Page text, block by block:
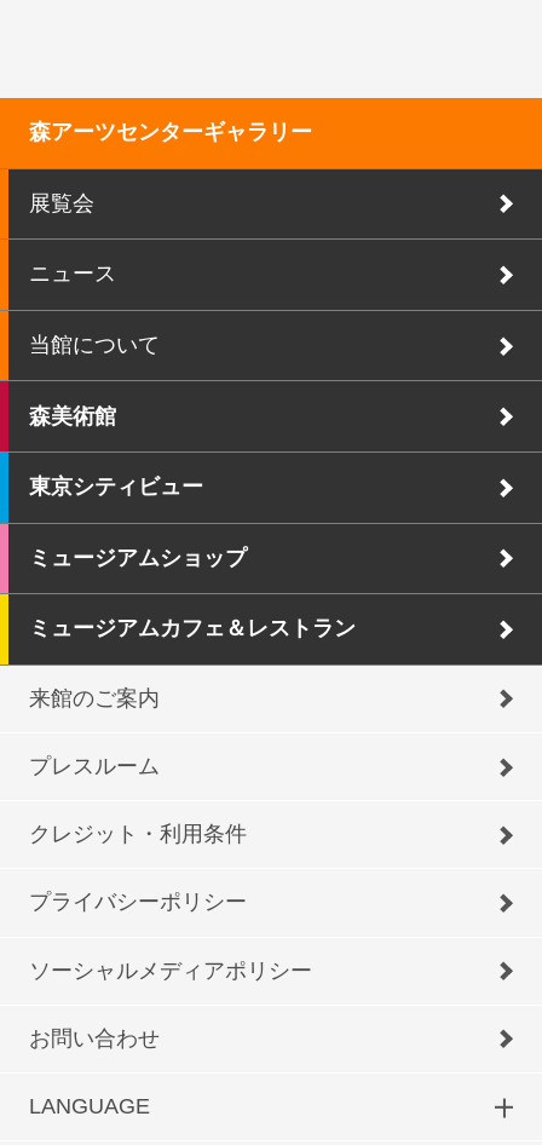
森アーツセンターギャラリー
展覧会
ニュース
当館について
森美術館
東京シティビュー
ミュージアムショップ
ミュージアムカフェ＆レストラン
来館のご案内
プレスルーム
クレジット・利用条件
プライバシーポリシー
ソーシャルメディアポリシー
お問い合わせ
LANGUAGE